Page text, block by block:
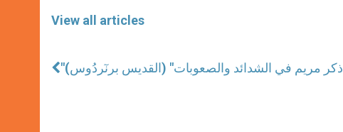
View all articles
"ذكر مريم في الشدائد والصعوبات" (القديس برنٓردُوس)